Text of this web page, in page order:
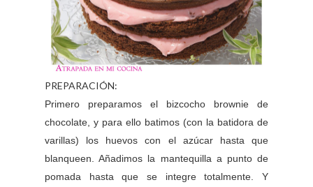
PREPARACIÓN:
Primero preparamos el bizcocho brownie de
chocolate, y para ello batimos (con la batidora de
varillas) los huevos con el azúcar hasta que
blanqueen. Añadimos la mantequilla a punto de
pomada hasta que se integre totalmente. Y